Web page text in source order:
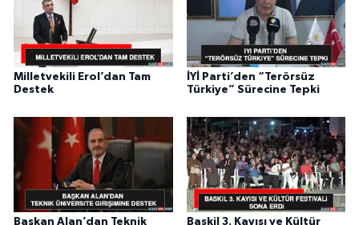
Milletvekili Erol’dan Tam
Destek
İYİ Parti’den “Terörsüz
Türkiye” Sürecine Tepki
Başkan Alan’dan Teknik Baskil 3. Kayısı ve Kültür